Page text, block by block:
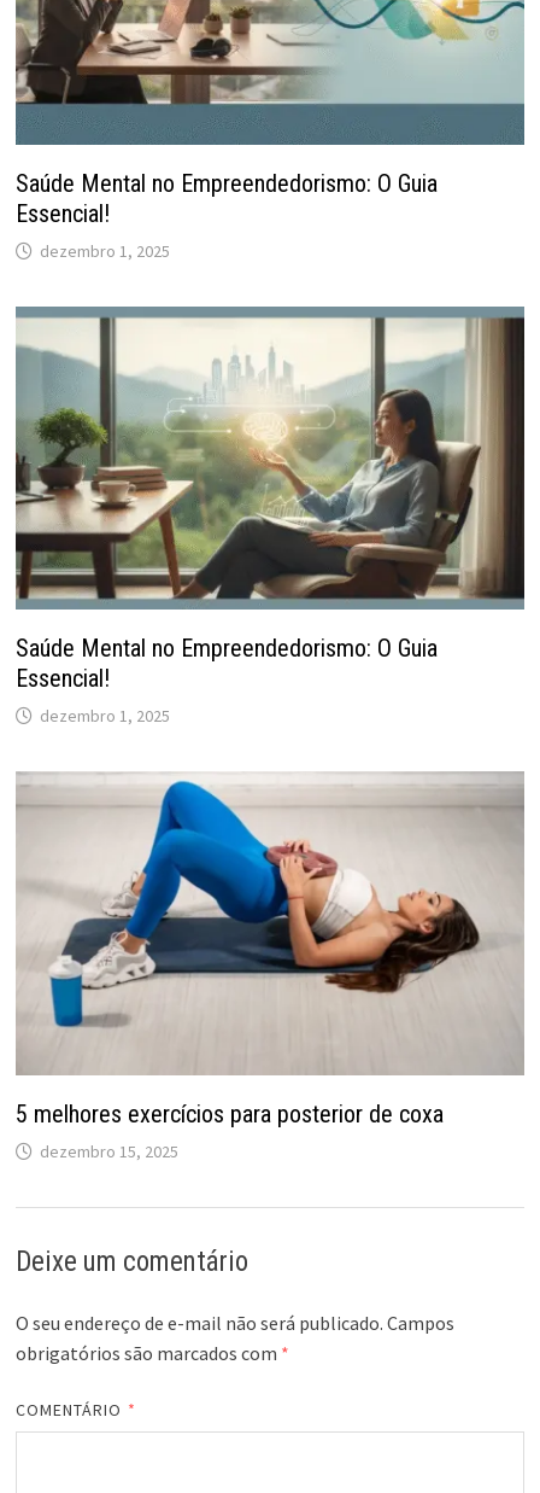
Saúde Mental no Empreendedorismo: O Guia
Essencial!
dezembro 1, 2025
Saúde Mental no Empreendedorismo: O Guia
Essencial!
dezembro 1, 2025
5 melhores exercícios para posterior de coxa
dezembro 15, 2025
Deixe um comentário
O seu endereço de e-mail não será publicado. Campos
obrigatórios são marcados com *
COMENTÁRIO *